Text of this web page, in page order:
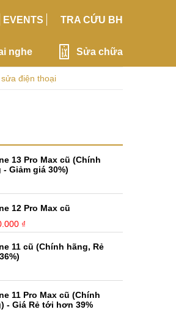
EVENTS TRA CỨU BH
nghe Sửa chữa
sửa điện thoại
13 Pro Max cũ (Chính
- Giảm giá 30%)
12 Pro Max cũ
₫
11 cũ (Chính hãng, Rẻ
11 Pro Max cũ (Chính
- Giá Rẻ tới hơn 39%